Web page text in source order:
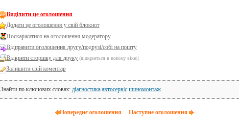
Виділити це оголошення
Додати це оголошення у свій блокнот
Поскаржитися на оголошення модератору
Відправити оголошення другу/подрузі/собі на пошту
Відкрити сторінку для друку (відкриється в новому вікні)
Залишити свій коментар
Знайти по ключових словах: діагностика автосервіс шиномонтаж
Попереднє оголошення Наступне оголошення